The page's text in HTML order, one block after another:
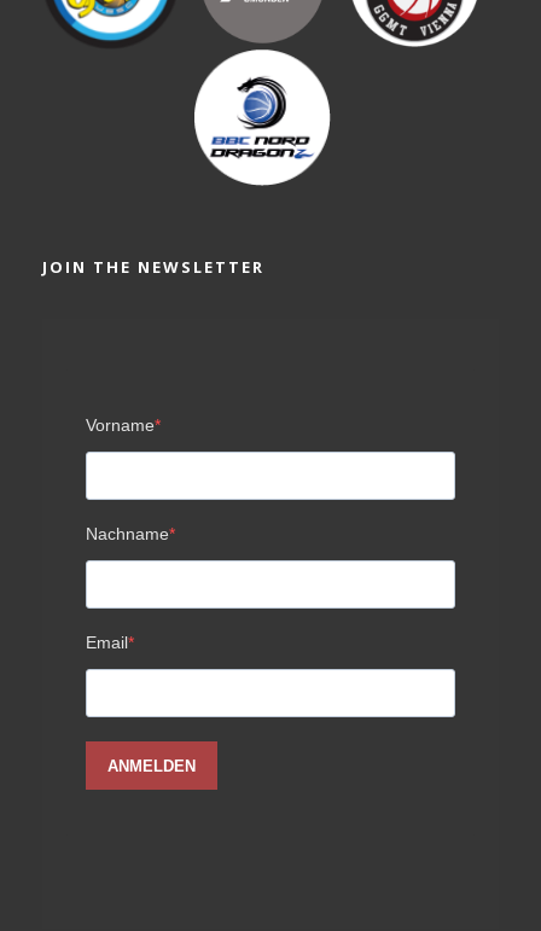
JOIN THE NEWSLETTER